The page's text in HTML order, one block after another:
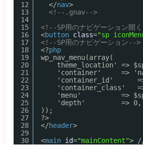
12
13
14
15
16
17
18
19
20
21
22
23
24
25
26
27
28
29
30
</nav>
<!--.gnav-->
<!--SP用のナビゲーション開
<button class="sp
<!--SP用のナビゲーション-->
<?php
wp_nav_menu(array(
theme_location' =>
'container'     =>
'container_id'
'container_class'
'menu'          =>
'depth'         => 0,
));
?>
</header>
<main id="mainContent"> //